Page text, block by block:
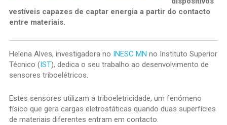
vestíveis capazes de captar energia a partir do contacto
entre materiais.
Helena Alves, investigadora no INESC MN no Instituto Superior
Técnico (IST), dedica o seu trabalho ao desenvolvimento de
sensores triboelétricos.
Estes sensores utilizam a triboeletricidade, um fenómeno
físico que gera cargas eletrostáticas quando duas superfícies
de materiais diferentes entram em contacto.